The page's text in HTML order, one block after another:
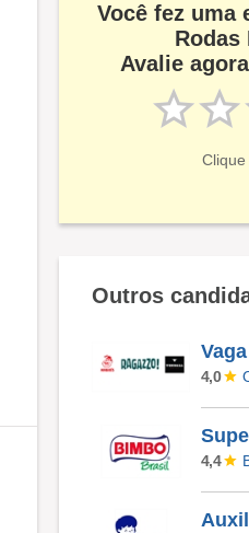
Você fez uma
Rodas
Avalie
Outros
4,0
4,4